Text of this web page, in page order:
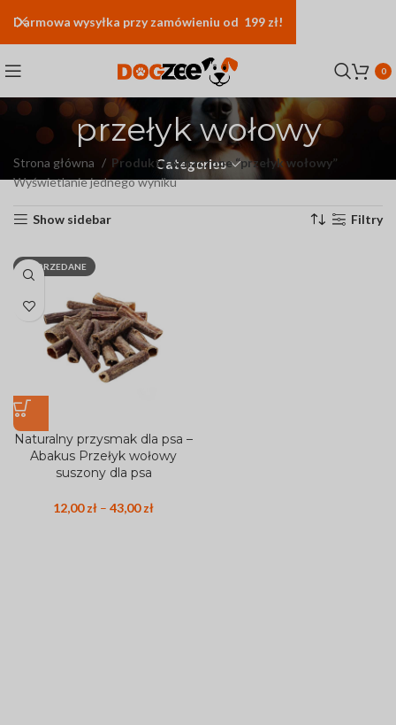
0
przełyk wołowy
Categories
Strona główna
Produkty oznaczone “przełyk wołowy”
Wyświetlanie jednego wyniku
Show sidebar Filtry
WYPRZEDANE
Naturalny przysmak dla psa –
Abakus Przełyk wołowy
suszony dla psa
12,00zł – 43,00zł
Darmowa wysyłka przy zamówieniu od 199 zł!